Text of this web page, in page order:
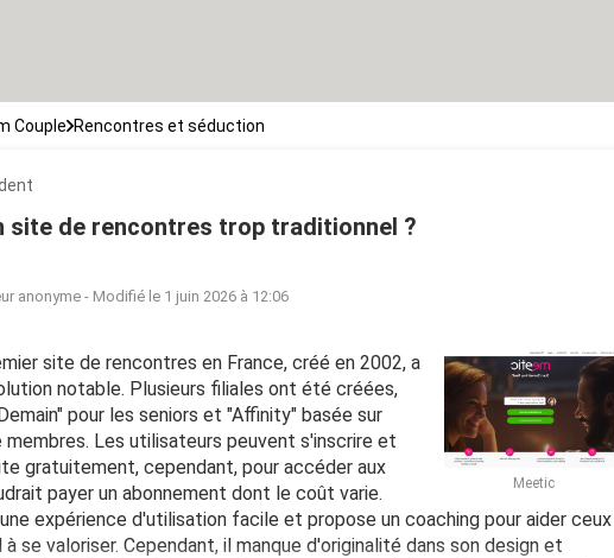
Couple Rencontres et séduction
site de rencontres trop traditionnel ?
anonyme - Modifié le 1 juin 2026 à 12:06
Meetic
site de rencontres en France, créé en 2002, a
notable. Plusieurs filiales ont été créées,
pour les seniors et "Affinity" basée sur
Les utilisateurs peuvent s'inscrire et
gratuitement, cependant, pour accéder aux
payer un abonnement dont le coût varie.
expérience d'utilisation facile et propose un coaching pour aider ceux
à se valoriser. Cependant, il manque d'originalité dans son design et